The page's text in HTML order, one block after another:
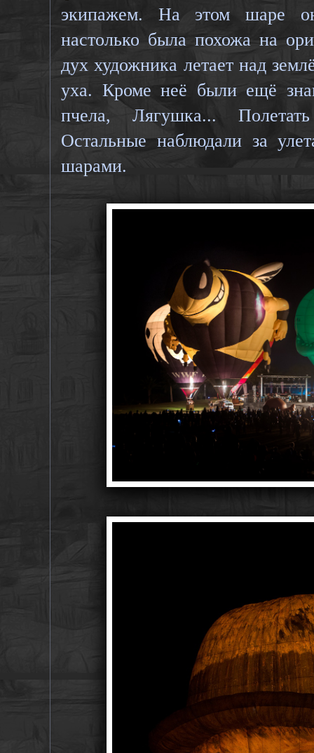
экипажем. На этом шаре
настолько была похожа на
дух художника летает над
уха. Кроме неё были ещё
пчела, Лягушка...
Остальные наблюдали за
шарами.